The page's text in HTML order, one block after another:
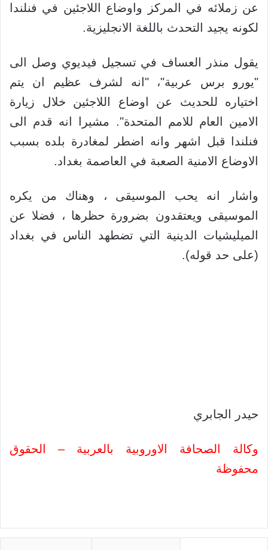
عن زملائه في المركز واوضاع اللاجئين في فنلندا
لكونه يجيد التحدث باللغة الانجليزية.
يقول منذر العساف في تسجيل فيديوي وصل الى
"يورو برس عربية"، "انه لشرف عظيم ان يتم
اختياره للحديث عن اوضاع اللاجئين خلال زيارة
الامين العام للامم المتحدة". مشيرا انه قدم الى
فنلندا قبل اشهر وانه اضطر لمغادرة بلده بسبب
الاوضاع الامنية الصعبة في العاصمة بغداد.
واشار انه يحب الموسيقى ، وهناك من يكره
الموسيقى ويعتقدون بضرورة حظرها ، فضلا عن
الميليشيات الدينية التي تضطهد الناس في بغداد
(على حد قوله).
حيدر الجابري
وكالة الصحافة الاوروبية بالعربية – الحقوق
محفوظة